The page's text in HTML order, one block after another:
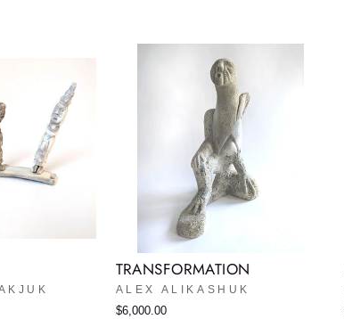
TRANSFORMATION
ALEX ALIKASHUK
$6,000.00